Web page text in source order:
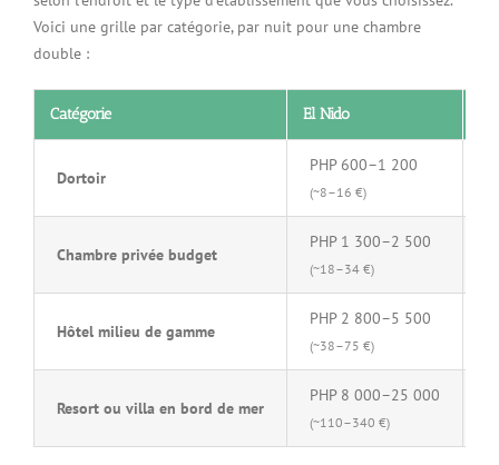
Voici une grille par catégorie, par nuit pour une chambre
double :
Catégorie El Nido
Dortoir
PHP 600–1 200
(~8–16 €)
Chambre privée budget
PHP 1 300–2 500
(~18–34 €)
Hôtel milieu de gamme
PHP 2 800–5 500
(~38–75 €)
Resort ou villa en bord de mer
PHP 8 000–25 000
(~110–340 €)